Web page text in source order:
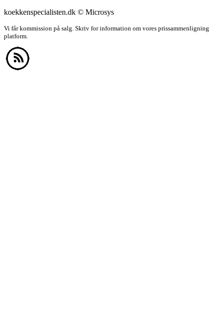
koekkenspecialisten.dk © Microsys
Vi får kommission på salg. Skriv for information om vores prissammenligning
platform.